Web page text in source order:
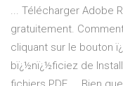
... Télécharger Adobe
gratuitement.
cliquant sur le bouton
bï¿½nï¿½ficiez de